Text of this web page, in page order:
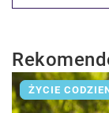
ŻYCIE